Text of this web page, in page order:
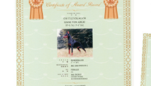
愛犬とのふれあいの俳句について